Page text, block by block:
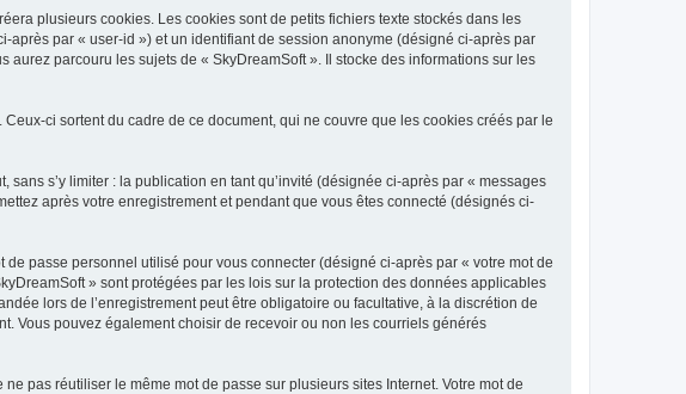
plusieurs cookies. Les cookies sont de petits fichiers texte stockés dans les
par « user-id ») et un identifiant de session anonyme (désigné ci-après par
parcouru les sujets de « SkyDreamSoft ». Il stocke des informations sur les
ci sortent du cadre de ce document, qui ne couvre que les cookies créés par le
s’y limiter : la publication en tant qu’invité (désignée ci-après par « messages
après votre enregistrement et pendant que vous êtes connecté (désignés ci-
passe personnel utilisé pour vous connecter (désigné ci-après par « votre mot de
» sont protégées par les lois sur la protection des données applicables
lors de l’enregistrement peut être obligatoire ou facultative, à la discrétion de
Vous pouvez également choisir de recevoir ou non les courriels générés
pas réutiliser le même mot de passe sur plusieurs sites Internet. Votre mot de